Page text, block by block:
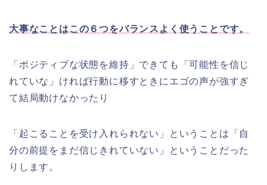
大事なことはこの６つをバランスよく使うことです。
「ポジティブな状態を維持」できても「可能性を信じ
れていな」ければ行動に移すときにエゴの声が強すぎ
て結局動けなかったり
「起こることを受け入れられない」ということは「自
分の前提をまだ信じきれていない」ということだった
りします。